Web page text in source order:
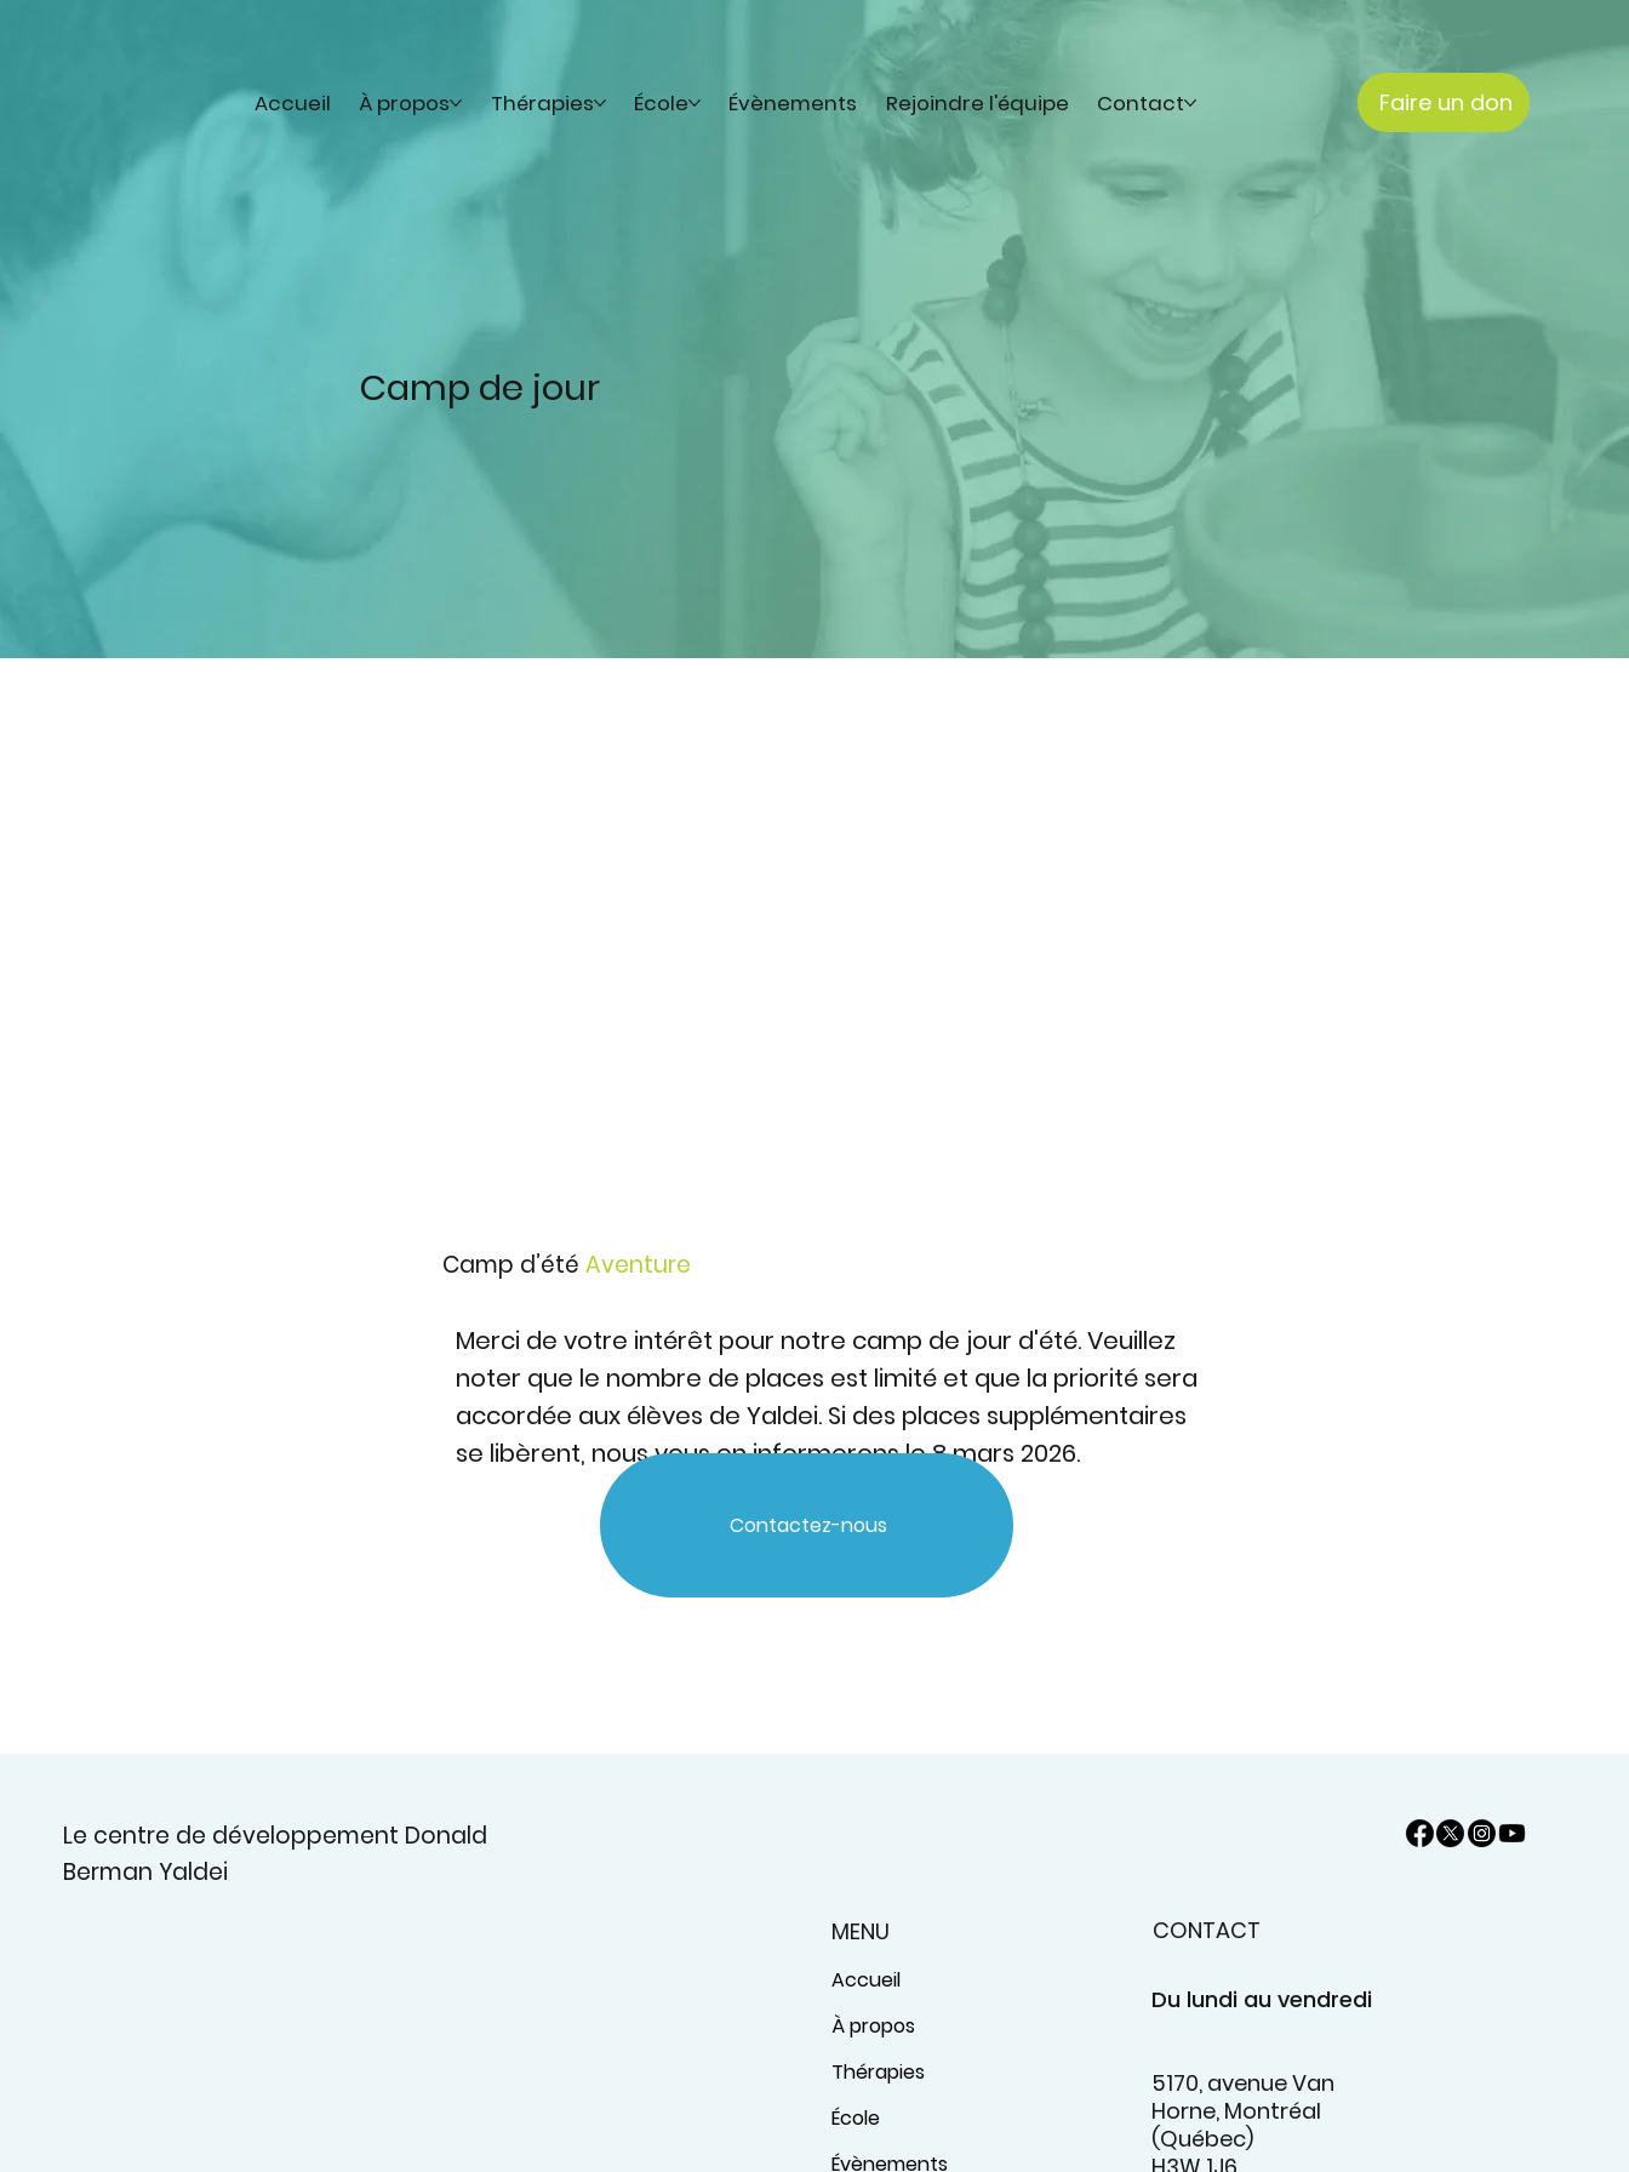
Accueil À propos Thérapies École Évènements Rejoindre l'équipe Contact Faire un don
Camp de jour
Camp d’été Aventure
Merci de votre intérêt pour notre camp de jour d'été. Veuillez
noter que le nombre de places est limité et que la priorité sera
accordée aux élèves de Yaldei. Si des places supplémentaires
se libèrent, nous vous en informerons le 8 mars 2026.
Contactez-nous
Le centre de développement Donald
Berman Yaldei
MENU
Accueil
À propos
Thérapies
École
Évènements
CONTACT
Du lundi au vendredi
5170, avenue Van
Horne, Montréal
(Québec)